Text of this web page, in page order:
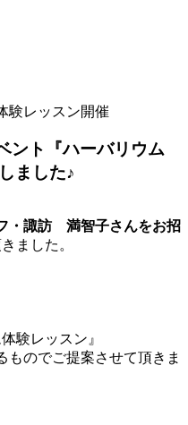
験レッスン開催
ト『ハーバリウム
ました♪
・諏訪 満智子さんをお招
ました。
験レッスン』
のでご提案させて頂きま